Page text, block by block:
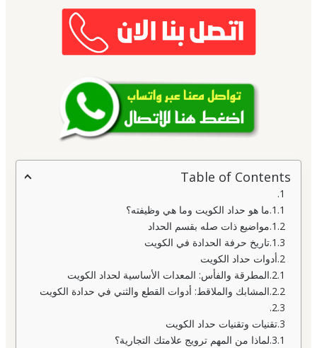
Table of Contents
ما هو حداد الكويت وما هي وظيفته؟
مواضيع ذات صله بقسم الحداد
تاريخ حرفة الحدادة في الكويت
أدوات حداد الكويت
المطرقة والفأس: المعدات الأساسية لحداد الكويت
المشابك والملاقط: أدوات القطع والثني في حدادة الكويت
تقنيات وتقنيات حداد الكويت
لماذا من المهم ترويج علامتك التجارية؟